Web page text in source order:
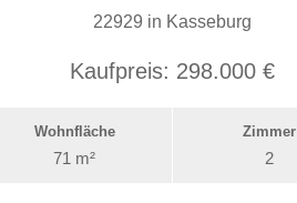
22929 in Kasseburg
Kaufpreis: 298.000 €
Wohnfläche
71 m²
Zimmer
2